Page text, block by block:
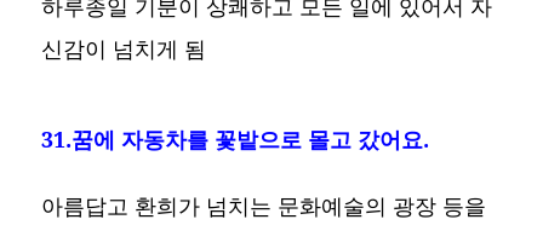
하루종일 기분이 상쾌하고 모든 일에 있어서 자
신감이 넘치게 됨
31.꿈에 자동차를 꽃밭으로 몰고 갔어요.
아름답고 환희가 넘치는 문화예술의 광장 등을